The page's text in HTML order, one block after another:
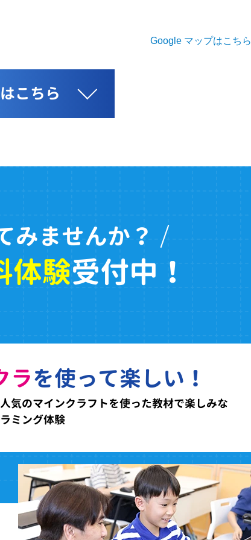
Google マップはこちら
こちら
みませんか？
体験受付中！
ラを使って楽しい！
気のマインクラフトを使った教材で楽しみな
ミング体験